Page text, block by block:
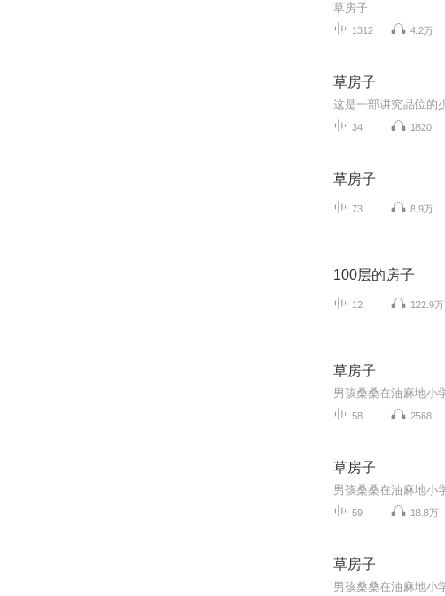
草房子
1312 4.2万
草房子
34 1820
草房子
73 8.9万
100层的房子
12 122.9万
草房子
58 2568
草房子
59 18.8万
草房子